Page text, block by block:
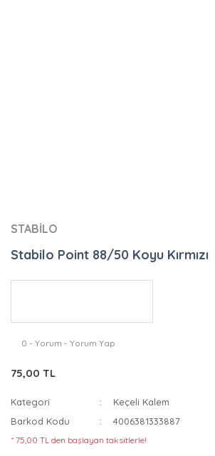
STABİLO
Stabilo Point 88/50 Koyu Kırmızı
0 - Yorum - Yorum Yap
75,00 TL
Kategori
Keçeli Kalem
Barkod Kodu
4006381333887
* 75,00 TL den başlayan taksitlerle!